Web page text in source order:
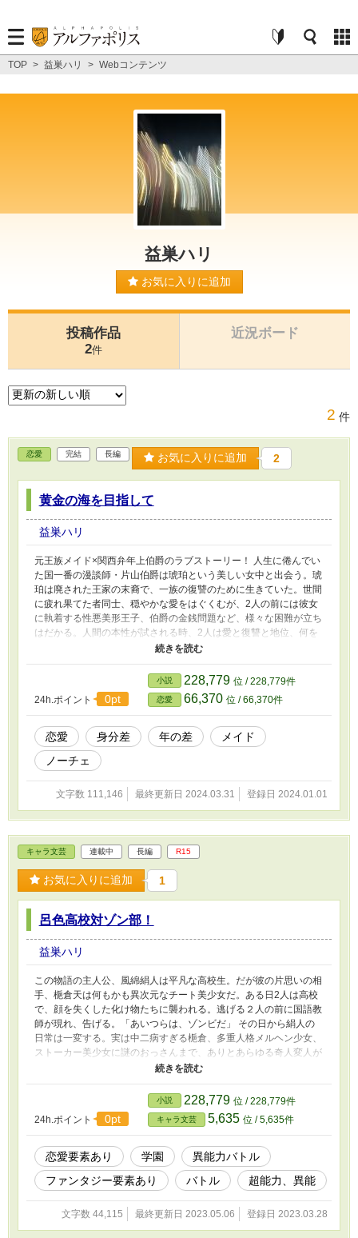
TOP > 益巣ハリ > Webコンテンツ
益巣ハリ
お気に入りに追加
投稿作品
2件
近況ボード
2 件
恋愛 完結 長編 お気に入りに追加 2
黄金の海を目指して
益巣ハリ
元王族メイド×関西弁年上伯爵のラブストーリー！ 人生に倦んでい
た国一番の漫談師・片山伯爵は琥珀という美しい女中と出会う。琥
珀は廃された王家の末裔で、一族の復讐のために生きていた。世間
に疲れ果てた者同士、穏やかな愛をはぐくむが、2人の前には彼女
に執着する性悪美形王子、伯爵の金銭問題など、様々な困難が立ち
はだかる。人間の本性が試される時、2人は愛と復讐と地位、何を
選ぶのか？ ※この作品はカクヨムさん、小説家になろうさんにも
24h.ポイント 0pt
小説 228,779 位 / 228,779件
恋愛 66,370 位 / 66,370件
恋愛 身分差 年の差
メイド
ノーチェ
文字数 111,146 最終更新日 2024.03.31 登録日 2024.01.01
キャラ文芸 連載中 長編 R15
お気に入りに追加 1
呂色高校対ゾン部！
益巣ハリ
この物語の主人公、風綿絹人は平凡な高校生。だが彼の片思いの相
手、梔倉天は何もかも異次元なチート美少女だ。ある日2人は高校
で、顔を失くした化け物たちに襲われる。逃げる２人の前に国語教
師が現れ、告げる。「あいつらは、ゾンビだ」 その日から絹人の
日常は一変する。実は中二病すぎる梔倉、多重人格メルヘン少女、
ストーカー美少女に謎のおっさんまで、ありとあらゆる奇人変人が
絹人の常識をぶち壊していく。 常識外れ、なんでもありの異能力
バトル、ここに開幕！
24h.ポイント 0pt
小説 228,779 位 / 228,779件
キャラ文芸 5,635 位 / 5,635件
恋愛要素あり 学園
異能力バトル
ファンタジー要素あり
バトル 超能力、異能
文字数 44,115 最終更新日 2023.05.06 登録日 2023.03.28